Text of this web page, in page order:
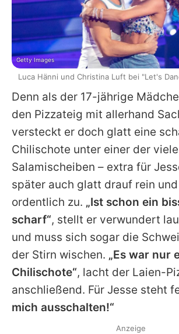
Denn als der 17-jährige
den Pizzateig mit allerhand
versteckt er doch glatt eine
Chilischote unter einer der
Salamischeiben – extra für
später auch glatt drauf rein
ordentlich zu. „Ist schon ein
scharf“, stellt er verwundert
und muss sich sogar die
der Stirn wischen. „Es war nur
Chilischote“, lacht der Laien-
anschließend. Für Jesse steht
mich ausschalten!“
Getty Images
Luca Hänni und Christina Luft bei "Let's
Anzeige